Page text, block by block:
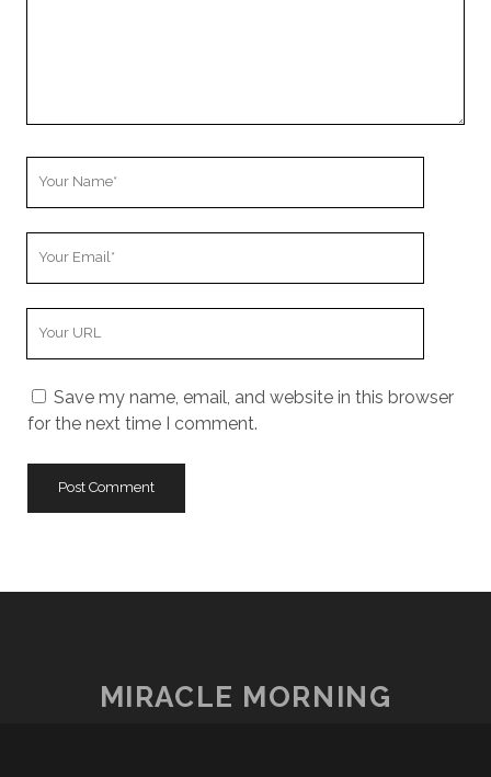
Save my name, email, and website in this browser
for the next time I comment.
MIRACLE MORNING